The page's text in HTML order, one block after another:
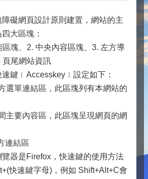
礙網頁設計原則建置，網站的主
大區塊：
區塊、2. 中央內容區塊、3. 左方導
頁尾網站資訊
鍵﹝Accesskey﹞設定如下：
選單連結區，此區塊列有本網站的
主要內容區，此區塊呈現網頁的網
連結區
器是Firefox，快速鍵的使用方法
快速鍵字母)，例如 Shift+Alt+C會